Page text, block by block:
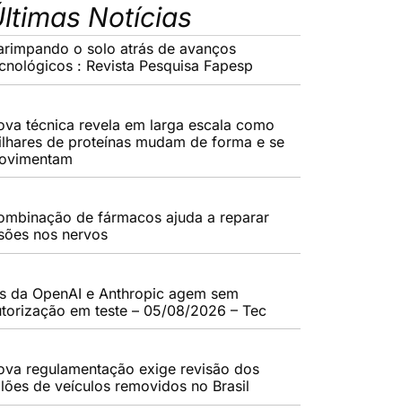
Notícias
o solo atrás de avanços
: Revista Pesquisa Fapesp
técnica revela em larga escala como
de proteínas mudam de forma e se
de fármacos ajuda a reparar
nos nervos
da OpenAI e Anthropic agem sem
em teste – 05/08/2026 – Tec
regulamentação exige revisão dos
de veículos removidos no Brasil